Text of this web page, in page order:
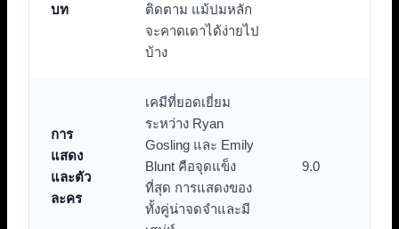
บท
ติดตาม แม้ปมหลัก
จะคาดเดาได้ง่ายไป
บ้าง
การ
แสดง
และตัว
ละคร
เคมีที่ยอดเยี่ยม
ระหว่าง Ryan
Gosling และ Emily
Blunt คือจุดแข็ง
ที่สุด การแสดงของ
ทั้งคู่น่าจดจำและมี
9.0